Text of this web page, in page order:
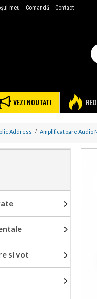
meu Comandă Contact
VEZI NOUTATI
Address Amplificatoare Audio
si vot